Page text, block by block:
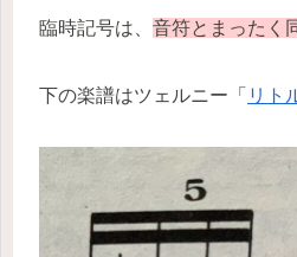
臨時記号は、 音符と まったく
下の楽譜はツェルニー「 リト